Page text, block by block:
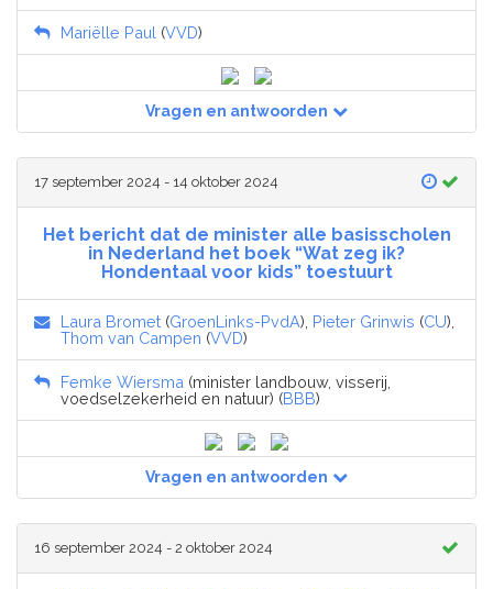
Mariëlle Paul (VVD)
Vragen en antwoorden
17 september 2024 - 14 oktober 2024
Het bericht dat de minister alle basisscholen
in Nederland het boek “Wat zeg ik?
Hondentaal voor kids” toestuurt
Laura Bromet (GroenLinks-PvdA), Pieter Grinwis (CU),
Thom van Campen (VVD)
Femke Wiersma (minister landbouw, visserij,
voedselzekerheid en natuur) (BBB)
Vragen en antwoorden
16 september 2024 - 2 oktober 2024